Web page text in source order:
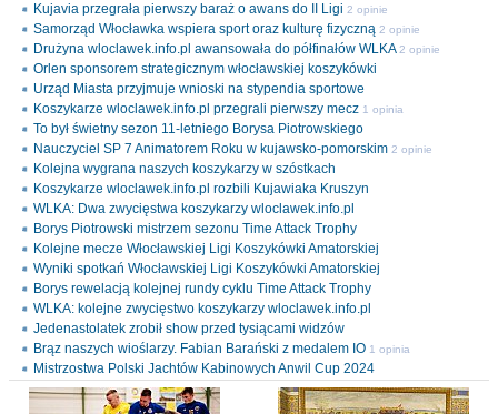
Kujavia przegrała pierwszy baraż o awans do II Ligi 2 opinie
Samorząd Włocławka wspiera sport oraz kulturę fizyczną 2 opinie
Drużyna wloclawek.info.pl awansowała do półfinałów WLKA 2 opinie
Orlen sponsorem strategicznym włocławskiej koszykówki
Urząd Miasta przyjmuje wnioski na stypendia sportowe
Koszykarze wloclawek.info.pl przegrali pierwszy mecz 1 opinia
To był świetny sezon 11-letniego Borysa Piotrowskiego
Nauczyciel SP 7 Animatorem Roku w kujawsko-pomorskim 2 opinie
Kolejna wygrana naszych koszykarzy w szóstkach
Koszykarze wloclawek.info.pl rozbili Kujawiaka Kruszyn
WLKA: Dwa zwycięstwa koszykarzy wloclawek.info.pl
Borys Piotrowski mistrzem sezonu Time Attack Trophy
Kolejne mecze Włocławskiej Ligi Koszykówki Amatorskiej
Wyniki spotkań Włocławskiej Ligi Koszykówki Amatorskiej
Borys rewelacją kolejnej rundy cyklu Time Attack Trophy
WLKA: kolejne zwycięstwo koszykarzy wloclawek.info.pl
Jedenastolatek zrobił show przed tysiącami widzów
Brąz naszych wioślarzy. Fabian Barański z medalem IO 1 opinia
Mistrzostwa Polski Jachtów Kabinowych Anwil Cup 2024